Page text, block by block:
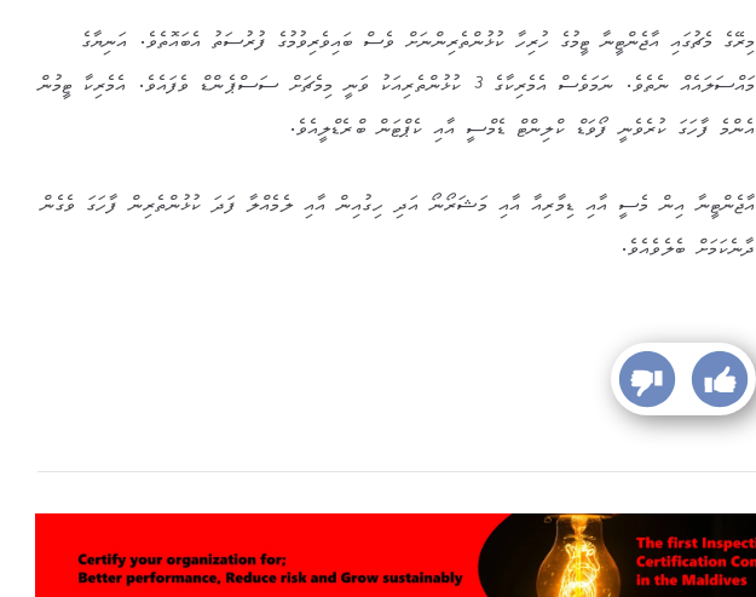
މިރޭގެ މެޗުގައި އާޖެންޓީނާ ޓީމުގެ ހުރިހާ ކުޅުންތެރިންނަށް ވެސް ބައިވެރިވުމުގެ ފުރުސަތު އެބައޮތެވެ. އަނިޔާގެ
މައްސަލައެއް ނެތެވެ. ނަމަވެސް އެމެރިކާގެ 3 ކުޅުންތެރިއަކު ވަނީ މިމެޗަށް ސަސްޕެންޑް ވެފައެވެ. އެމެރިކާ ޓީމުން
އެންމެ ފާހަގަ ކުރެވެނީ ފޯވަޑް ކްލިންޓް ޑެމްސީ އާއި ކެޕްޓަން ބްރެޑްލީއެވެ.
އާޖެންޓީނާ އިން މެސީ އާއި ޑިމާރިއާ އާއި މަޝަރޯނޯ އަދި ހިގުއިން އާއި ލެމެއްލާ ފަދަ ކުޅުންތެރިން ފާހަގަ ވެގެން
ދާނެކަމަށް ބެލެވެއެވެ.